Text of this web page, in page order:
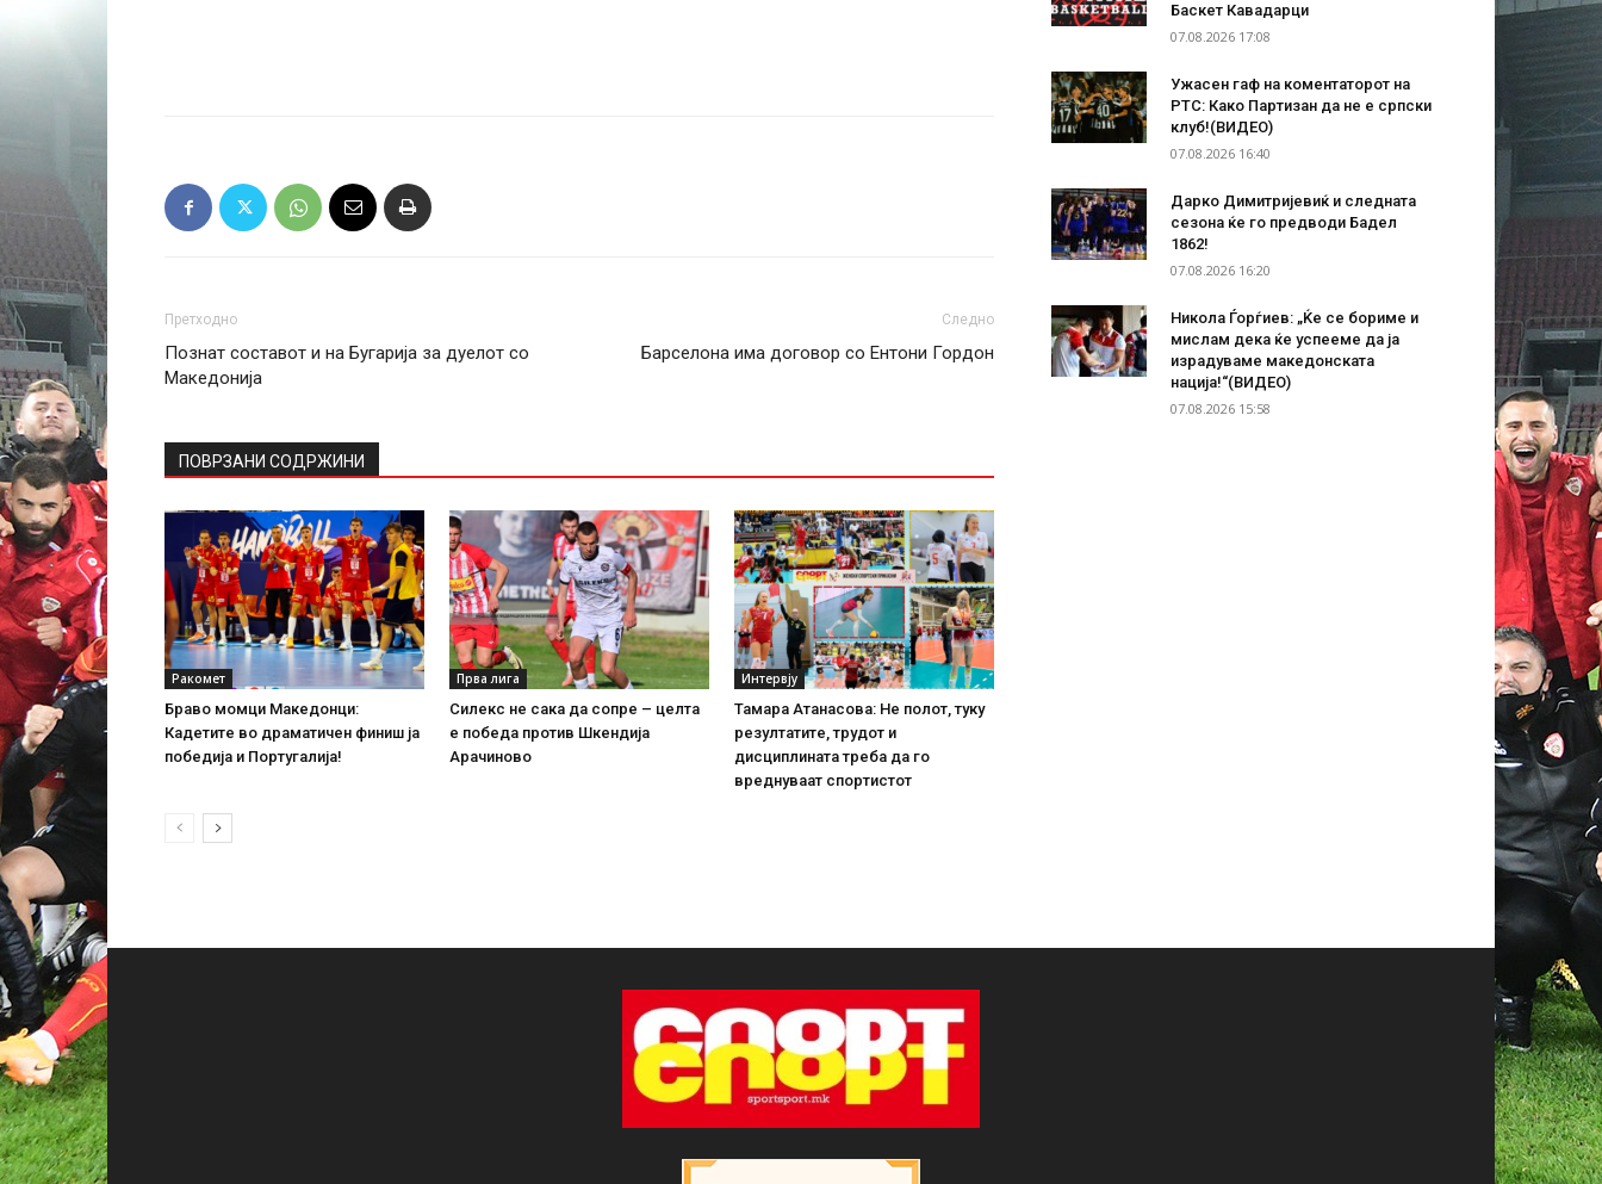
Претходно
Познат составот и на Бугарија за дуелот со
Македонија
Следно
Барселона има договор со Ентони Гордон
ПОВРЗАНИ СОДРЖИНИ
Ракомет
Браво момци Македонци:
Кадетите во драматичен финиш ја
победија и Португалија!
Прва лига
Силекс не сака да сопре – целта
е победа против Шкендија
Арачиново
Интервју
Тамара Атанасова: Не полот, туку
резултатите, трудот и
дисциплината треба да го
вреднуваат спортистот
Баскет Кавадарци
07.08.2026 17:08
Ужасен гаф на коментаторот на
РТС: Како Партизан да не е српски
клуб!(ВИДЕО)
07.08.2026 16:40
Дарко Димитријевиќ и следната
сезона ќе го предводи Бадел
1862!
07.08.2026 16:20
Никола Ѓорѓиев: „Ќе се бориме и
мислам дека ќе успееме да ја
израдуваме македонската
нација!“(ВИДЕО)
07.08.2026 15:58